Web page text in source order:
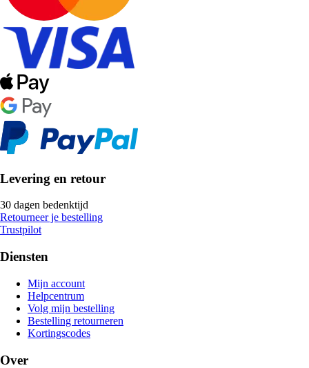
Levering en retour
30 dagen bedenktijd
Retourneer je bestelling
Trustpilot
Diensten
Mijn account
Helpcentrum
Volg mijn bestelling
Bestelling retourneren
Kortingscodes
Over